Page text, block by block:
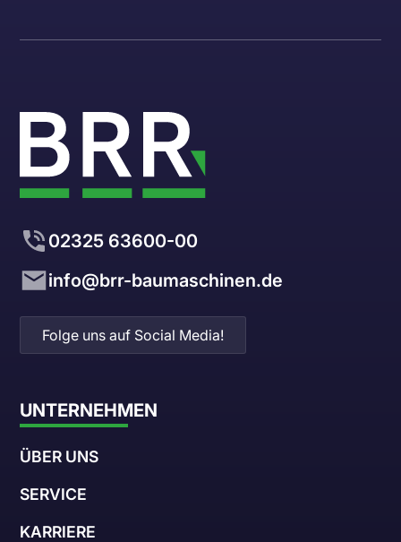
02325 63600-00
info@brr-baumaschinen.de
Folge uns auf Social Media!
UNTERNEHMEN
ÜBER UNS
SERVICE
KARRIERE